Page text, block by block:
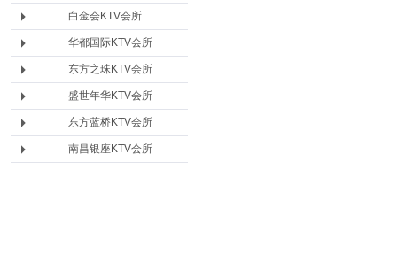
白金会KTV会所
华都国际KTV会所
东方之珠KTV会所
盛世年华KTV会所
东方蓝桥KTV会所
南昌银座KTV会所